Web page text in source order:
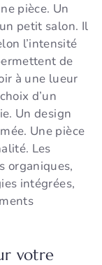
pièce. Un
petit salon. Il
l’intensité
de
à une lueur
d’un
Un design
Une pièce
Les
organiques,
intégrées,
votre